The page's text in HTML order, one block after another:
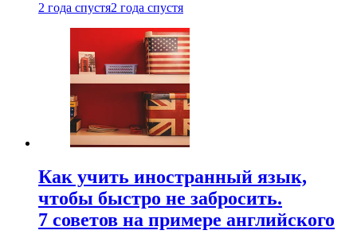
2 года спустя2 года спустя
Как учить иностранный язык,
чтобы быстро не забросить.
7 советов на примере английского